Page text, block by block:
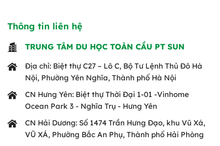
Thông tin liên hệ
TRUNG TÂM DU HỌC TOÀN CẦU PT SUN
Địa chỉ: Biệt thự C27 – Lô C, Bộ Tư Lệnh Thủ Đô Hà
Nội, Phường Yên Nghĩa, Thành phố Hà Nội
CN Hưng Yên: Biệt thự Thời Đại 1-01 -Vinhome
Ocean Park 3 - Nghĩa Trụ - Hưng Yên
CN Hải Dương: Số 1474 Trần Hưng Đạo, khu Vũ Xá,
VŨ XÁ, Phường Bắc An Phụ, Thành phố Hải Phòng